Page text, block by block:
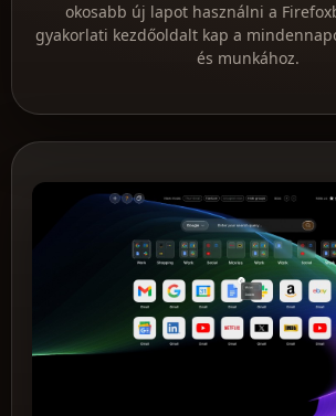
okosabb új lapot használni a
gyakorlati kezdőoldalt kap a
és munkához.